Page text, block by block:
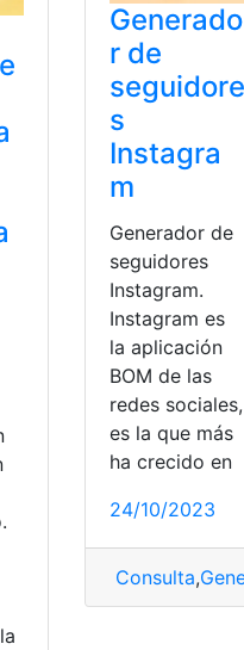
seguidores,Instagram
Generado
r de
seguidore
s
Instagra
m
Generador de
seguidores
Instagram.
Instagram es
la aplicación
BOM de las
redes sociales,
es la que más
ha crecido en
24/10/2023
Consulta,